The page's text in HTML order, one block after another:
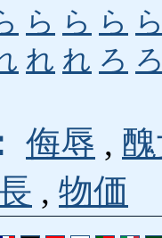
ら ら ら
れ れ ろ
侮辱 ,
, 物価